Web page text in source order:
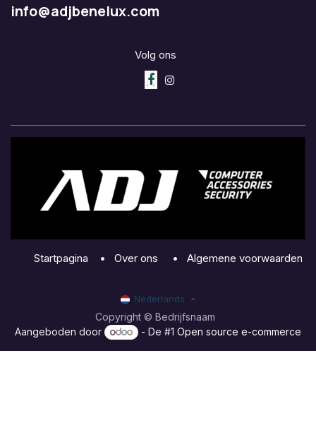
info@adjbenelux.com
Volg ons
Startpagina • Over ons • Algemene voorwaarden
Copyright © Bedrijfsnaam
Nederlands
Aangeboden door - De #1Open source e-commerce